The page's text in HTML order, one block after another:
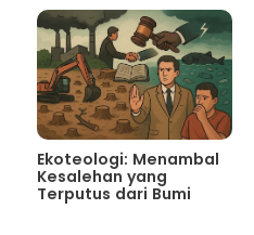
Ekoteologi: Menambal
Kesalehan yang
Terputus dari Bumi